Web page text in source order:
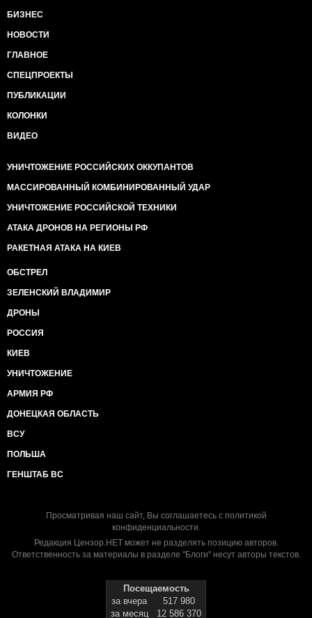
БИЗНЕС
НОВОСТИ
ГЛАВНОЕ
СПЕЦПРОЕКТЫ
ПУБЛИКАЦИИ
КОЛОНКИ
ВИДЕО
УНИЧТОЖЕНИЕ РОССИЙСКИХ ОККУПАНТОВ
МАССИРОВАННЫЙ КОМБИНИРОВАННЫЙ УДАР
УНИЧТОЖЕНИЕ РОССИЙСКОЙ ТЕХНИКИ
АТАКА ДРОНОВ НА РЕГИОНЫ РФ
РАКЕТНАЯ АТАКА НА КИЕВ
ОБСТРЕЛ
ЗЕЛЕНСКИЙ ВЛАДИМИР
ДРОНЫ
РОССИЯ
КИЕВ
УНИЧТОЖЕНИЕ
АРМИЯ РФ
ДОНЕЦКАЯ ОБЛАСТЬ
ВСУ
ПОЛЬША
ГЕНШТАБ ВС
Просматривая наш сайт, Вы соглашаетесь с политикой
конфиденциальности.
Редакция Цензор.НЕТ может не разделять позицию авторов.
Ответственность за материалы в разделе "Блоги" несут авторы текстов.
Посещаемость
за вчера
517 980
за месяц
12 586 370